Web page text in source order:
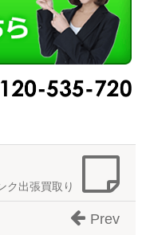
ク出張買取り
Prev